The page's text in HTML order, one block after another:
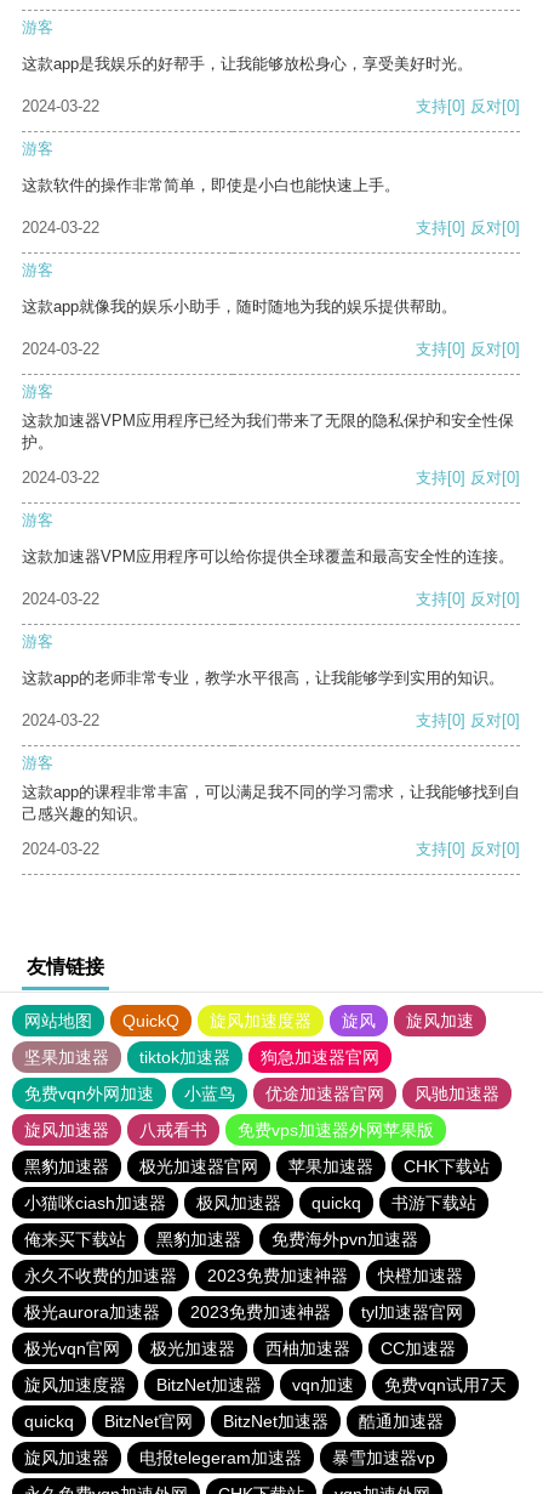
游客
这款app是我娱乐的好帮手，让我能够放松身心，享受美好时光。
2024-03-22 支持[0] 反对[0]
游客
这款软件的操作非常简单，即使是小白也能快速上手。
2024-03-22 支持[0] 反对[0]
游客
这款app就像我的娱乐小助手，随时随地为我的娱乐提供帮助。
2024-03-22 支持[0] 反对[0]
游客
这款加速器VPM应用程序已经为我们带来了无限的隐私保护和安全性保
护。
2024-03-22
支持[0] 反对[0]
游客
这款加速器VPM应用程序可以给你提供全球覆盖和最高安全性的连接。
2024-03-22 支持[0] 反对[0]
游客
这款app的老师非常专业，教学水平很高，让我能够学到实用的知识。
2024-03-22 支持[0] 反对[0]
游客
这款app的课程非常丰富，可以满足我不同的学习需求，让我能够找到自
己感兴趣的知识。
2024-03-22
支持[0] 反对[0]
友情链接
网站地图 QuickQ 旋风加速度器 旋风
旋风加速
坚果加速器
tiktok加速器
狗急加速器官网
免费vqn外网加速
小蓝鸟 优途加速器官网
风驰加速器
旋风加速器
八戒看书
免费vps加速器外网苹果版
黑豹加速器
极光加速器官网 苹果加速器
CHK下载站
小猫咪ciash加速器
极风加速器 quickq
书游下载站
俺来买下载站
黑豹加速器
免费海外pvn加速器
永久不收费的加速器
2023免费加速神器
快橙加速器
极光aurora加速器
2023免费加速神器
tyl加速器官网
极光vqn官网
极光加速器 西柚加速器
CC加速器
旋风加速度器
BitzNet加速器 vqn加速
免费vqn试用7天
quickq
BitzNet官网 BitzNet加速器
酷通加速器
旋风加速器
电报telegeram加速器
暴雪加速器vp